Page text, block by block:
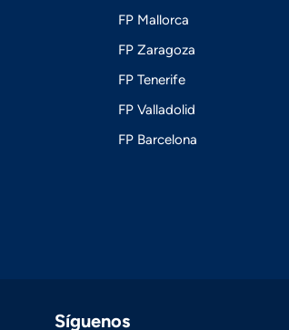
FP Mallorca
FP Zaragoza
FP Tenerife
FP Valladolid
FP Barcelona
Síguenos